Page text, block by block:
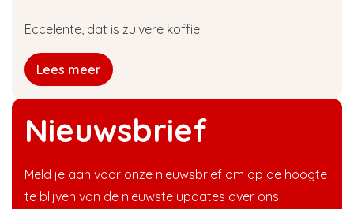
Nieuwsbrief
Meld je aan voor onze nieuwsbrief om op de hoogte
te blijven van de nieuwste updates over ons
Eccelente, dat is zuivere koffie
Lees meer